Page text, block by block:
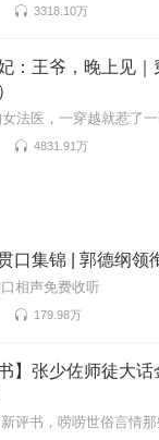
3318.10万
：王爷，晚上见｜
法医，一穿越就惹了
4831.91万
口集锦 | 郭德纲领
相声免费收听
179.98万
书】张少佐师徒大
评书，唠唠世俗言情